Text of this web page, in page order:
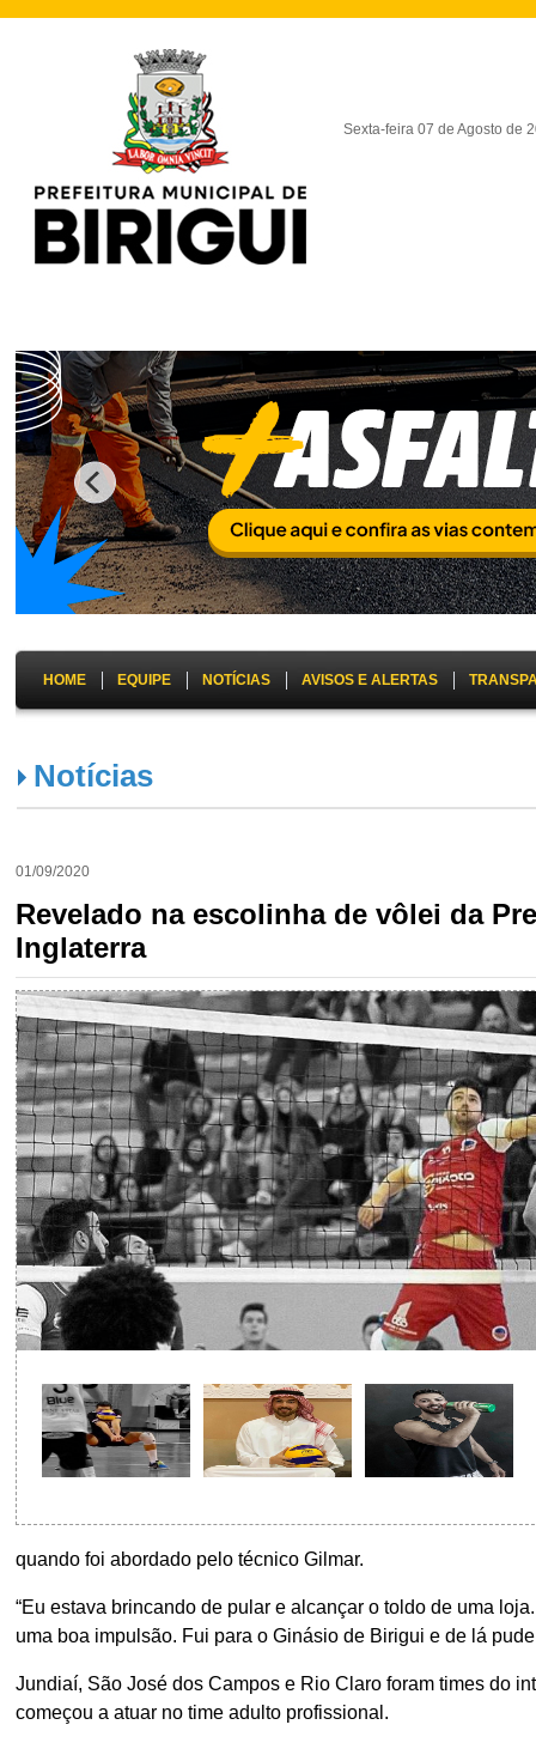
Sexta-feira 07 de Agosto de
HOME EQUIPE NOTÍCIAS AVISOS E ALERTAS
Notícias
01/09/2020
Revelado na escolinha de vôlei da
Inglaterra
quando foi abordado pelo técnico Gilmar.
“Eu estava brincando de pular e alcançar o toldo de uma
uma boa impulsão. Fui para o Ginásio de Birigui e de lá
Jundiaí, São José dos Campos e Rio Claro foram times do
começou a atuar no time adulto profissional.